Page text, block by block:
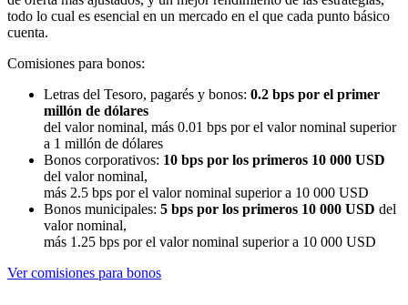
todo lo cual es esencial en un mercado en el que cada punto básico
cuenta.
Comisiones para bonos:
Letras del Tesoro, pagarés y bonos: 0.2 bps por el primer
millón de dólares
del valor nominal, más 0.01 bps por el valor nominal superior
a 1 millón de dólares
Bonos corporativos: 10 bps por los primeros 10 000 USD
del valor nominal,
más 2.5 bps por el valor nominal superior a 10 000 USD
Bonos municipales: 5 bps por los primeros 10 000 USD del
valor nominal,
más 1.25 bps por el valor nominal superior a 10 000 USD
Ver comisiones para bonos